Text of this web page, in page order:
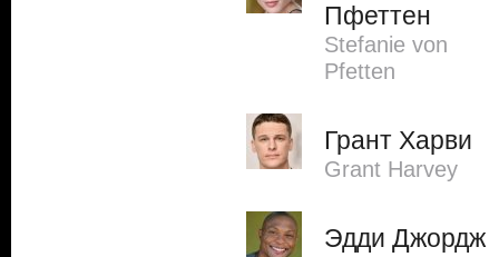
Пфеттен
Stefanie von
Pfetten
Грант Харви
Grant Harvey
Эдди Джордж